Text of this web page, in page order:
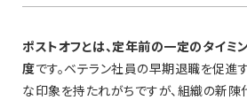
ポストオフとは、定年前の一定のタイミ
度です。ベテラン社員の早期退職を促進
な印象を持たれがちですが、組織の新陳